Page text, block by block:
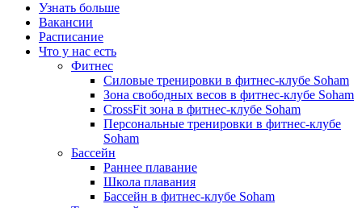
Узнать больше
Вакансии
Расписание
Что у нас есть
Фитнес
Силовые тренировки в фитнес-клубе Soham
Зона свободных весов в фитнес-клубе Soham
CrossFit зона в фитнес-клубе Soham
Персональные тренировки в фитнес-клубе
Soham
Бассейн
Раннее плавание
Школа плавания
Бассейн в фитнес-клубе Soham